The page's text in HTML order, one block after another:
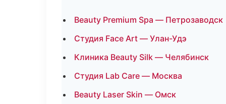
Beauty Premium Spa — Петрозаводск
Студия Face Art — Улан-Удэ
Клиника Beauty Silk — Челябинск
Студия Lab Care — Москва
Beauty Laser Skin — Омск